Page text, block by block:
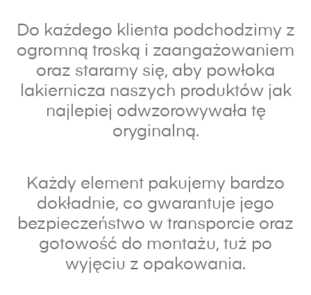
Do każdego klienta podchodzimy z
ogromną troską i zaangażowaniem
oraz staramy się, aby powłoka
lakiernicza naszych produktów jak
najlepiej odwzorowywała tę
oryginalną.
Każdy element pakujemy bardzo
dokładnie, co gwarantuje jego
bezpieczeństwo w transporcie oraz
gotowość do montażu, tuż po
wyjęciu z opakowania.